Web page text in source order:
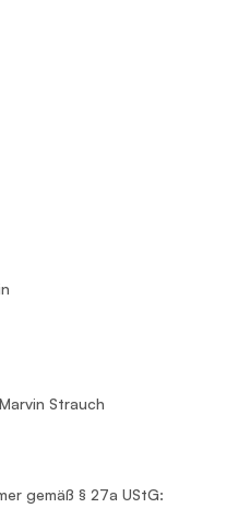
Strauch
gemäß § 27a UStG: